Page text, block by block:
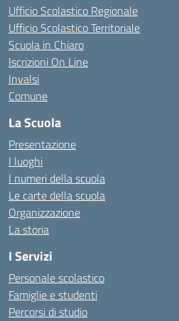
Ufficio Scolastico Regionale
Ufficio Scolastico Territoriale
Scuola in Chiaro
Iscrizioni On Line
Invalsi
Comune
La Scuola
Presentazione
I luoghi
I numeri della scuola
Le carte della scuola
Organizzazione
La storia
I Servizi
Personale scolastico
Famiglie e studenti
Percorsi di studio